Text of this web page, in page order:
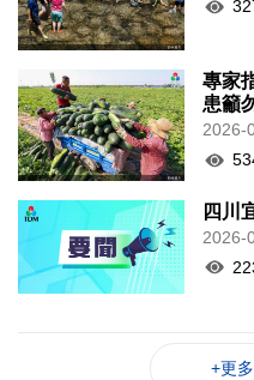
專家
患籲
2026-
四川
2026-
+更